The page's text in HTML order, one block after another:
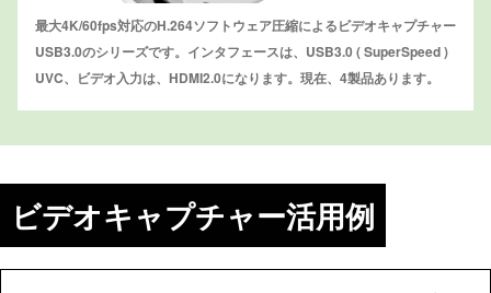
最大4K/60fps対応のH.264ソフトウェア圧縮によるビデオキャプチャー
USB3.0のシリーズです。インタフェースは、USB3.0 ( SuperSpeed )
UVC、ビデオ入力は、HDMI2.0になります。現在、4製品あります。
ビデオキャプチャー活用例